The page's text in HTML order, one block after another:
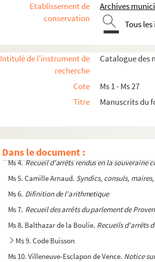
Etablissement de
conservation
Archives
Tous
Intitulé de l'instrument de
recherche
Catalogue des
Cote
Ms 1 - Ms 27
Titre
Manuscrits du
Dans le document :
Ms 3. Balthazar et Gustave de la Boulie.
Ms 4.Recueil d'arrêts rendus en la souveraine
Ms 5. Camille Arnaud. Syndics, consuls,
Ms 6. Difinition de l'arithmetique
Ms 7. Recueil des arrêts du parlement de
Ms 8. Balthazar de la Boulie. Recueils d'arrêts
Ms 9. Code Buisson
Ms 10. Villeneuve-Esclapon de Vence. Notice